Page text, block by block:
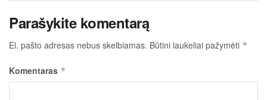
Parašykite komentarą
El. pašto adresas nebus skelbiamas. Būtini laukeliai pažymėti *
Komentaras *